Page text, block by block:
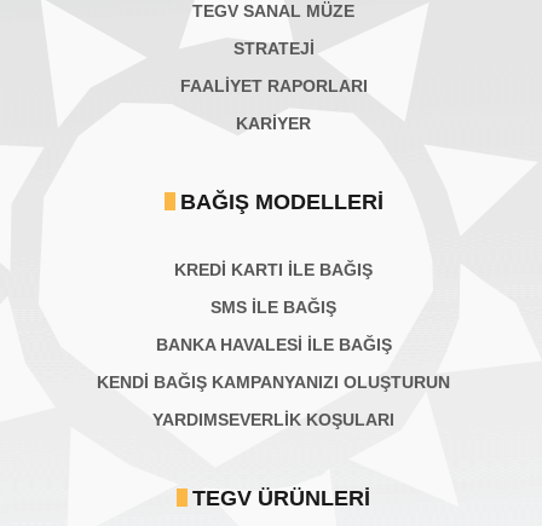
TEGV SANAL MÜZE
STRATEJİ
FAALİYET RAPORLARI
KARIYER
BAĞIŞ MODELLERI
KREDİ KARTI İLE BAĞIŞ
SMS İLE BAĞIŞ
BANKA HAVALESİ İLE BAĞIŞ
KENDİ BAĞIŞ KAMPANYANIZI OLUŞTURUN
YARDIMSEVERLİK KOŞULARI
TEGV ÜRÜNLERI